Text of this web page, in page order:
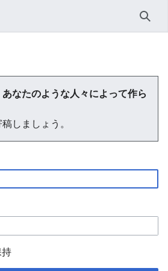
検索
なたのような人々によって作ら
しましょう。